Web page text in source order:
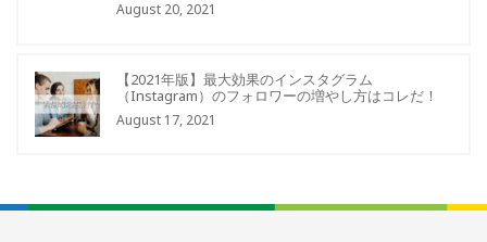
August 20, 2021
【2021年版】最大効果のインスタグラム
（Instagram）のフォロワーの増やし方はコレだ！
August 17, 2021